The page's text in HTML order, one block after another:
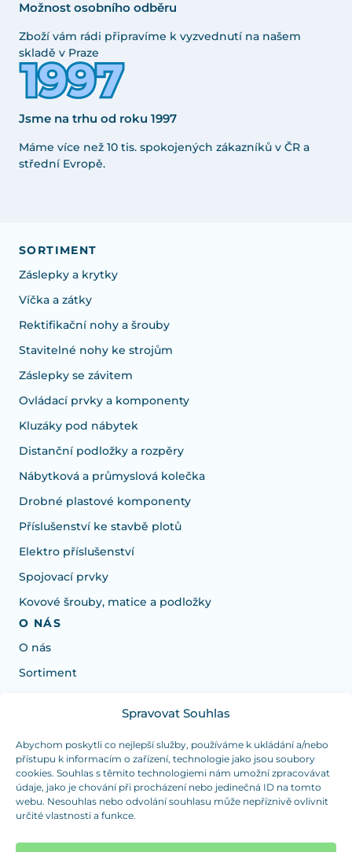
Spravovat Souhlas
Abychom poskytli co nejlepší služby, používáme k ukládání a/nebo
přístupu k informacím o zařízení, technologie jako jsou soubory
cookies. Souhlas s těmito technologiemi nám umožní zpracovávat
údaje, jako je chování při procházení nebo jedinečná ID na tomto
webu. Nesouhlas nebo odvolání souhlasu může nepříznivě ovlivnit
určité vlastnosti a funkce.
Možnost osobního odběru
Zboží vám rádi připravíme k vyzvednutí na našem
skladě v Praze
Jsme na trhu od roku 1997
Máme více než 10 tis. spokojených zákazníků v ČR a
střední Evropě.
SORTIMENT
Záslepky a krytky
Víčka a zátky
Rektifikační nohy a šrouby
Stavitelné nohy ke strojům
Záslepky se závitem
Ovládací prvky a komponenty
Kluzáky pod nábytek
Distanční podložky a rozpěry
Nábytková a průmyslová kolečka
Drobné plastové komponenty
Příslušenství ke stavbě plotů
Elektro příslušenství
Spojovací prvky
Kovové šrouby, matice a podložky
O NÁS
O nás
Sortiment
Potřebujete poradit s výběrem?
Jsme tu pro vás Pondělí-Čtvrtek od: 7:30 - 15:30 hodin
a Pátek od 7:30 - 14:30 hodin
info@dualpraha.cz +420 725 802 767
(platba pouze v hotovosti)